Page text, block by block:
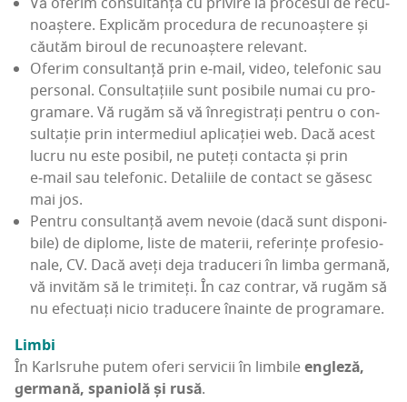
noaș­te­re. Expli­căm pro­ce­du­ra de recu­noaș­te­re și
cău­tăm biro­ul de recu­noaș­te­re relevant.
Ofe­rim con­sul­tan­ță prin e‑mail, video, tele­fo­nic sau
per­so­nal. Con­sul­ta­ți­i­le sunt posi­bi­le numai cu pro­
gra­ma­re. Vă rugăm să vă înre­gis­trați pen­tru o con­
sul­ta­ție prin inter­me­di­ul apli­ca­ți­ei web. Dacă acest
lucru nu este posi­bil, ne puteți con­tac­ta și prin
e‑mail sau tele­fo­nic. Deta­li­i­le de con­tact se găsesc
mai jos.
Pen­tru con­sul­tan­ță avem nevo­ie (dacă sunt dis­po­ni­
bi­le) de diplo­me, lis­te de mate­rii, refe­rin­țe pro­fe­sio­
na­le, CV. Dacă aveți deja tra­du­ceri în lim­ba ger­ma­nă,
vă invi­tăm să le tri­mi­teți. În caz con­trar, vă rugăm să
nu efec­tu­ați nicio tra­du­ce­re îna­in­te de programare.
Lim­bi
În Karl­sru­he putem oferi ser­vi­cii în lim­bi­leengle­ză,
ger­ma­nă, spa­ni­o­lă și rusă.